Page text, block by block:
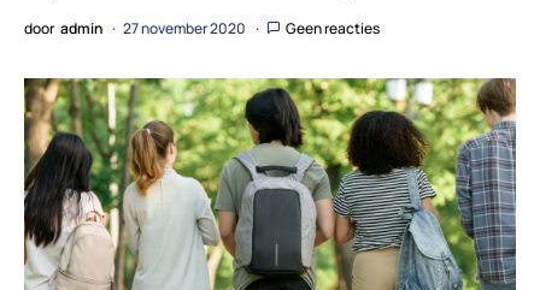
door admin 27 november 2020 Geen reacties